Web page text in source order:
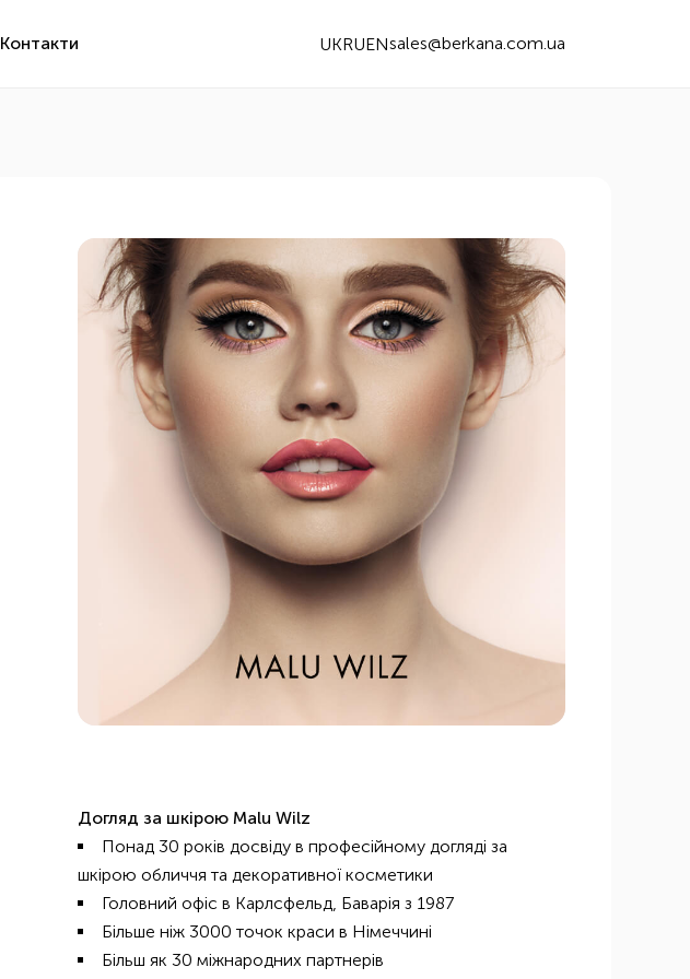
Контакти UKRUENsales@berkana.com.ua
Догляд за шкірою Malu Wilz
Понад 30 років досвіду в професійному догляді за
шкірою обличчя та декоративної косметики
Головний офіс в Карлсфельд, Баварія з 1987
Більше ніж 3000 точок краси в Німеччині
Більш як 30 міжнародних партнерів